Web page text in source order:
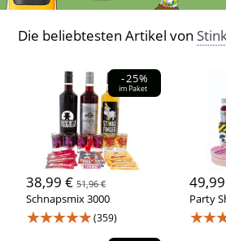
Die beliebtesten Artikel von
-25%
im Paket
38,99 €51,96 €
Schnapsmix 3000
★★★★★(359)
Party